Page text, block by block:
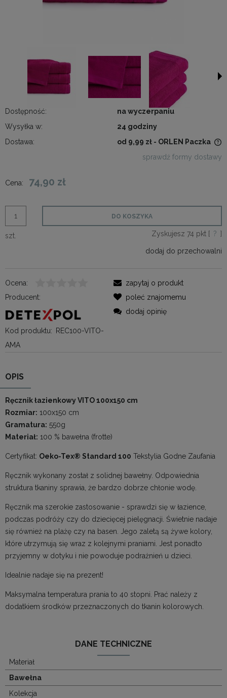
Dostępność:
na wyczerpaniu
Wysyłka w:
24 godziny
Dostawa:
od 9,99 zł - ORLEN Paczka
sprawdź formy dostawy
Cena: 74,90 zł
szt.
DO KOSZYKA
Zyskujesz 74 pkt [ ? ]
dodaj do przechowalni
Ocena:
Producent:
Kod produktu:
REC100-VITO-
AMA
zapytaj o produkt
poleć znajomemu
dodaj opinię
OPIS
Ręcznik łazienkowy VITO 100x150 cm
Rozmiar: 100x150 cm
Gramatura: 550g
Materiał: 100 % bawełna (frotte)
Certyfikat: Oeko-Tex® Standard 100 Tekstylia Godne Zaufania
Ręcznik wykonany został z solidnej bawełny. Odpowiednia
struktura tkaniny sprawia, że bardzo dobrze chłonie wodę.
Ręcznik ma szerokie zastosowanie - sprawdzi się w łazience,
podczas podróży czy do dziecięcej pielęgnacji. Świetnie nadaje
się również na plażę czy na basen. Jego zaletą są żywe kolory,
które utrzymują się wraz z kolejnymi praniami. Jest ponadto
przyjemny w dotyku i nie powoduje podrażnień u dzieci.
Idealnie nadaje się na prezent!
Maksymalna temperatura prania to 40 stopni. Prać należy z
dodatkiem środków przeznaczonych do tkanin kolorowych.
DANE TECHNICZNE
Materiał
Bawełna
Kolekcja